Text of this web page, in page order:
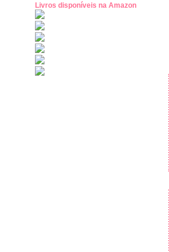
Livros disponíveis na Amazon